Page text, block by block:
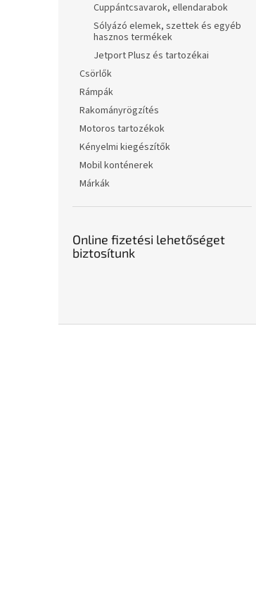
Cuppántcsavarok, ellendarabok
Sólyázó elemek, szettek és egyéb
hasznos termékek
Jetport Plusz és tartozékai
Csörlők
Rámpák
Rakományrögzítés
Motoros tartozékok
Kényelmi kiegészítők
Mobil konténerek
Márkák
Online fizetési lehetőséget
biztosítunk